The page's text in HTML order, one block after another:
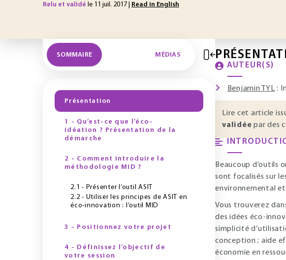
Relu et validé le 11 juil. 2017 | Read in English
SOMMAIRE MÉDIAS
Présentation
1 - Qu’est-ce que l’éco-
idéation ? Présentation de la
démarche
2 - Comment introduire la
méthodologie MID ?
2.1 - Présenter l’outil ASIT
2.2 - Utiliser les principes de ASIT en
éco-innovation : l’outil MID
3 - Positionnez votre projet
4 - Définissez l’objectif de
votre session
AUTEUR(S)
Benjamin TYL :
Lire cet article
validée par des
Beaucoup d’outils
sont focalisés sur
environnemental
Vous trouverez
des idées éco-
simplicité
conception ; aide
économie en